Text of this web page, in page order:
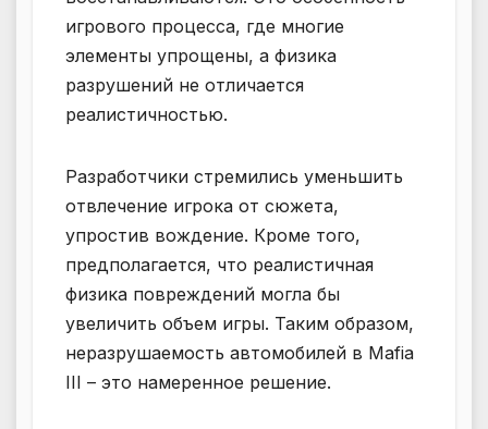
игрового процесса, где многие
элементы упрощены, а физика
разрушений не отличается
реалистичностью.
Разработчики стремились уменьшить
отвлечение игрока от сюжета,
упростив вождение. Кроме того,
предполагается, что реалистичная
физика повреждений могла бы
увеличить объем игры. Таким образом,
неразрушаемость автомобилей в Mafia
III – это намеренное решение.